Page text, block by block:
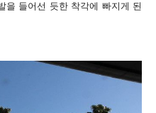
을 들어선 듯한 착각에 빠지게 된